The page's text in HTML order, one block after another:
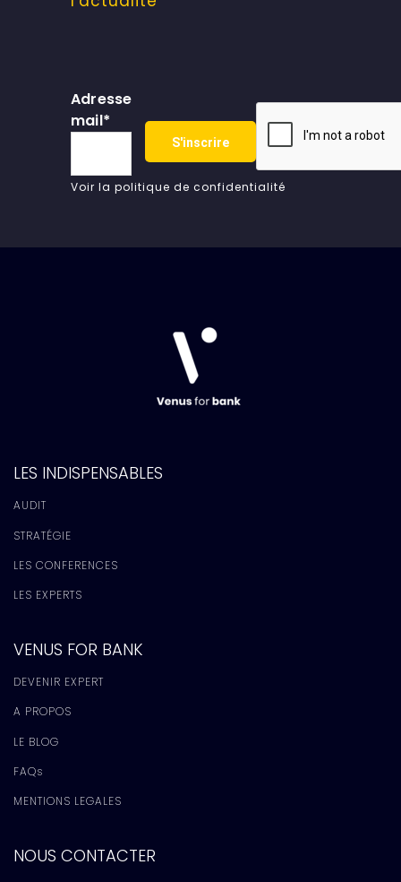
Adresse
mail*
Voir la politique de confidentialité
LES INDISPENSABLES
AUDIT
STRATÉGIE
LES CONFERENCES
LES EXPERTS
VENUS FOR BANK
DEVENIR EXPERT
A PROPOS
LE BLOG
FAQs
MENTIONS LEGALES
NOUS CONTACTER